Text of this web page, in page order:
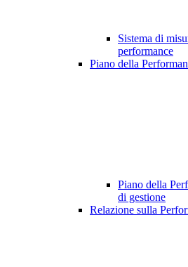
Sistema di
performance
Piano della
Piano della
di gestione
Relazione sulla